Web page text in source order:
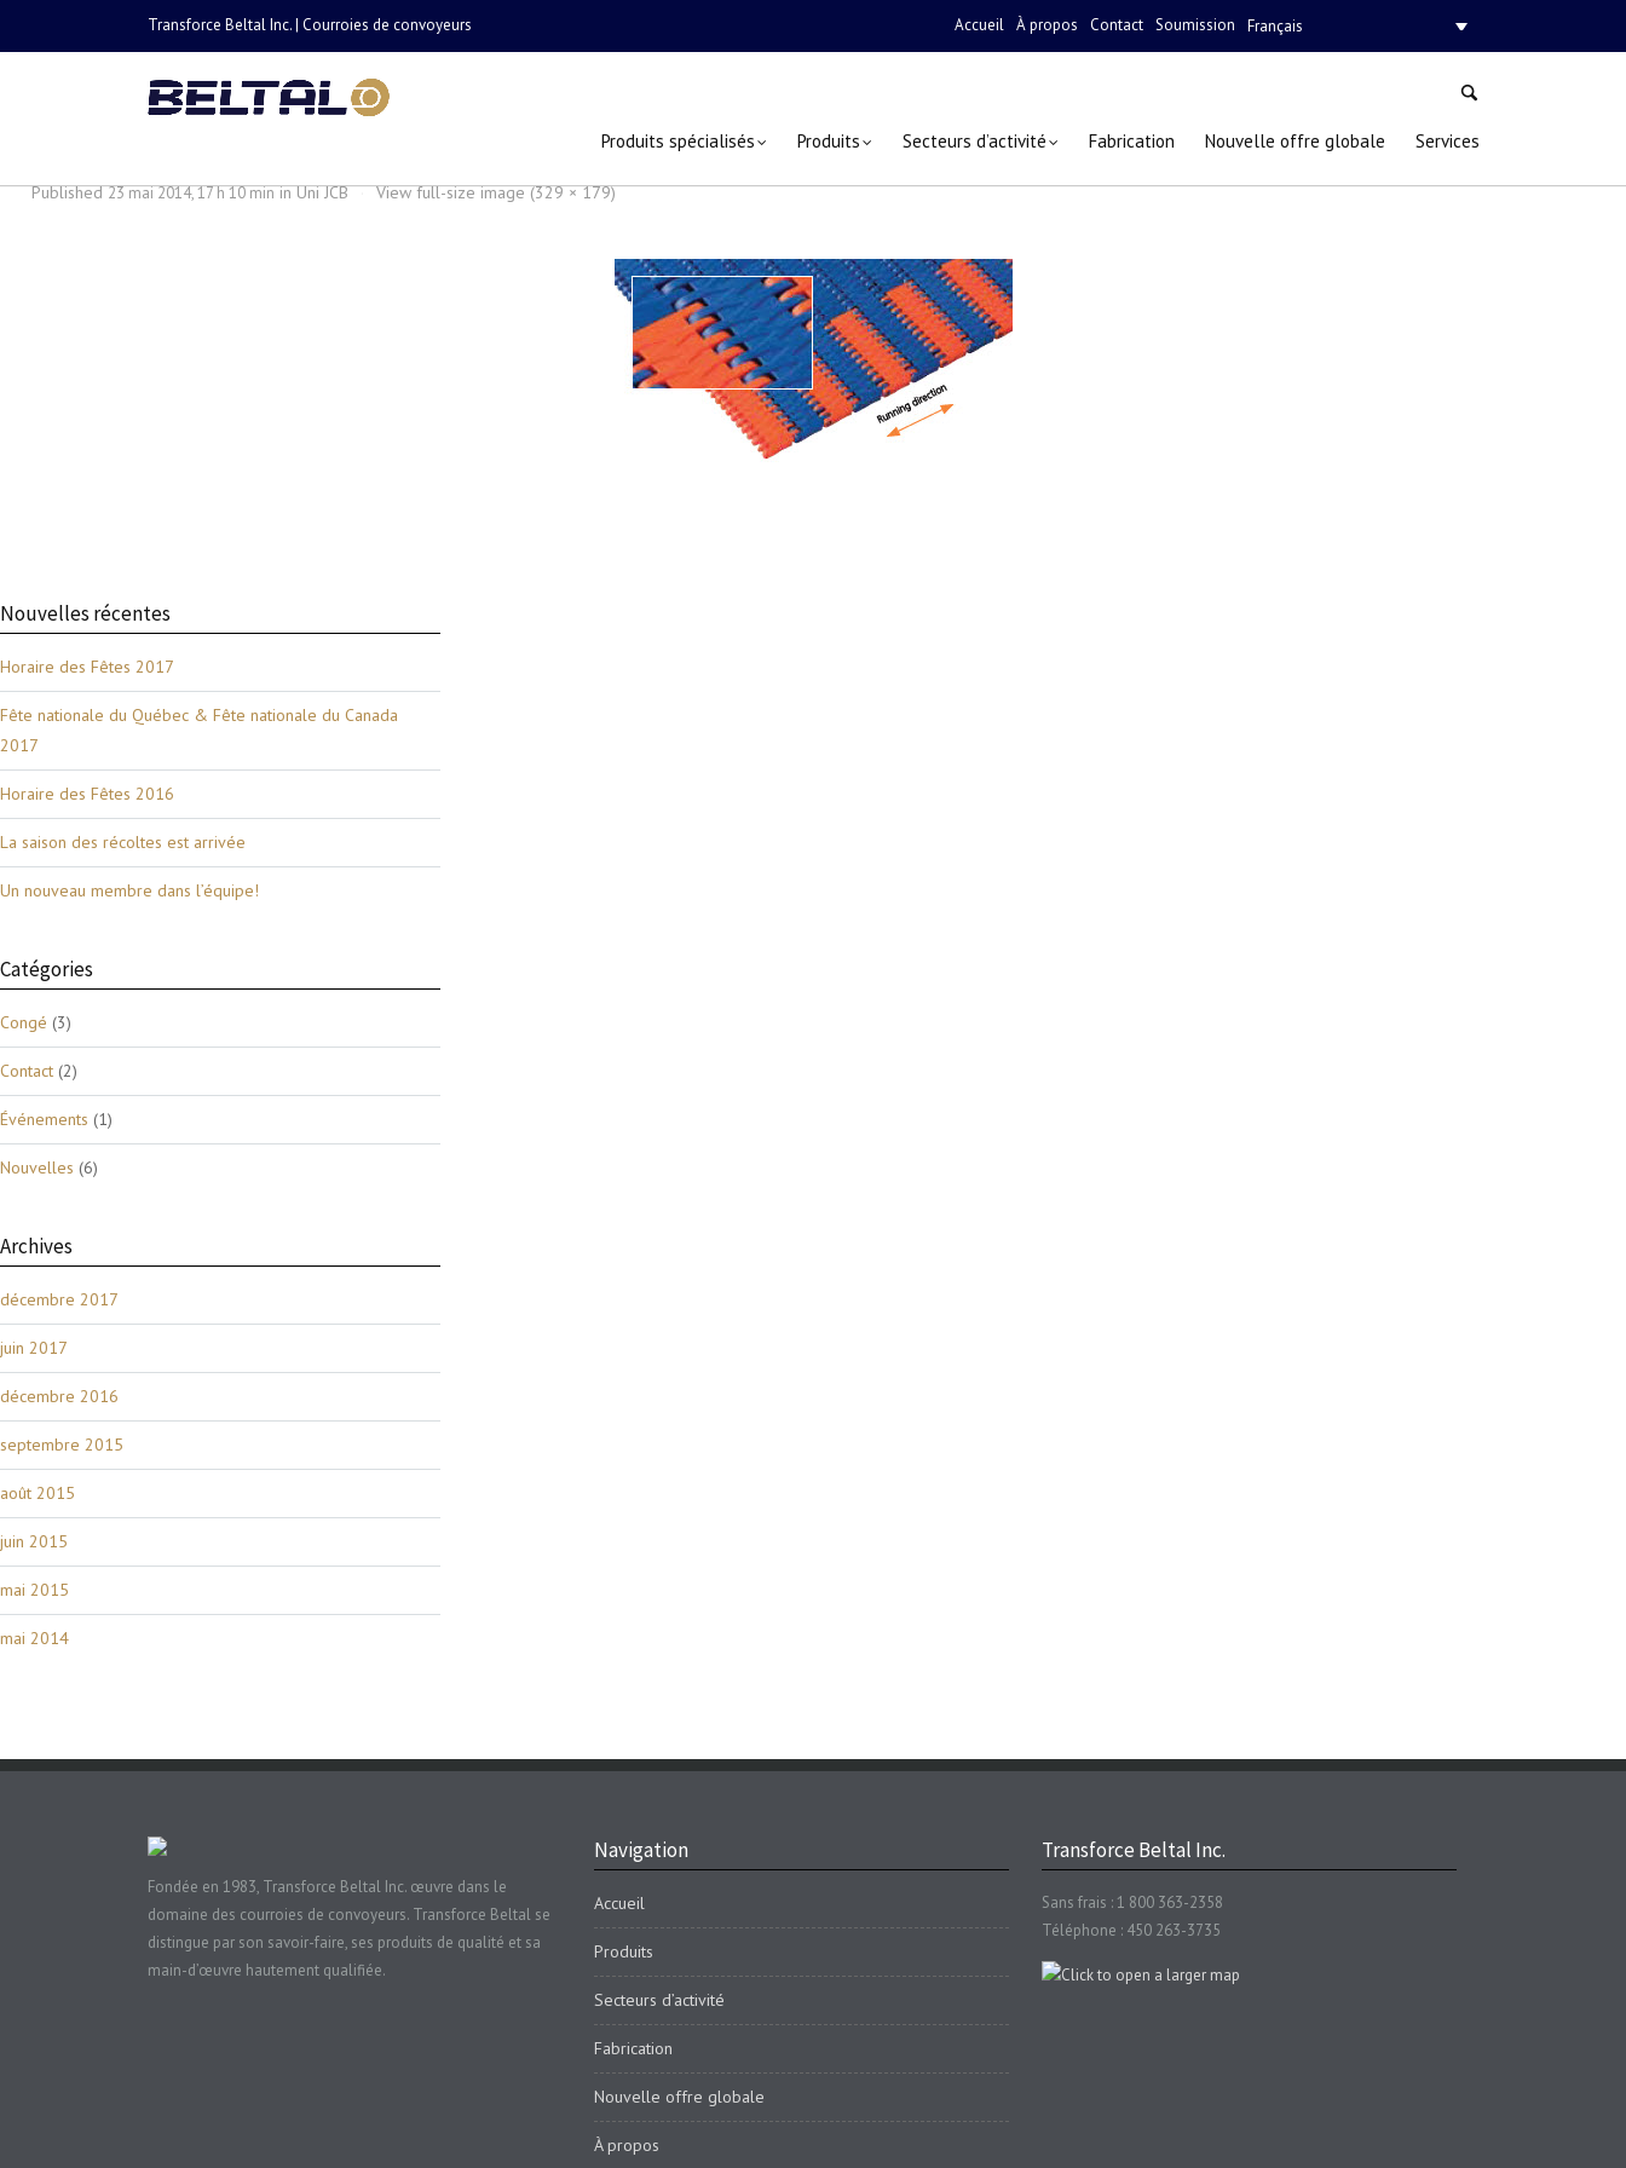
Transforce Beltal Inc. | Courroies de convoyeurs Accueil À propos Contact Soumission Français
Produits spécialisés Produits Secteurs d’activité Fabrication Nouvelle offre globale Services
Published23 mai 2014, 17 h 10 mininUni JCB · View full-size image (329 × 179)
Nouvelles récentes
Horaire des Fêtes 2017
Fête nationale du Québec & Fête nationale du Canada
2017
Horaire des Fêtes 2016
La saison des récoltes est arrivée
Un nouveau membre dans l’équipe!
Catégories
Congé (3)
Contact (2)
Événements (1)
Nouvelles (6)
Archives
décembre 2017
juin 2017
décembre 2016
septembre 2015
août 2015
juin 2015
mai 2015
mai 2014
Fondée en 1983, Transforce Beltal Inc. œuvre dans le
domaine des courroies de convoyeurs. Transforce Beltal se
distingue par son savoir-faire, ses produits de qualité et sa
main-d’œuvre hautement qualifiée.
Navigation
Accueil
Produits
Secteurs d’activité
Fabrication
Nouvelle offre globale
À propos
Transforce Beltal Inc.
Sans frais : 1 800 363-2358
Téléphone : 450 263-3735